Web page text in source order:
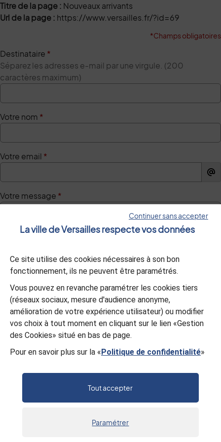
Titre de la page : Nouveaux arrivants
Url de la page : https://www.versailles.fr/?id=69
*Champs obligatoires
Destinataire *
Séparez les adresses e-mail par une virgule. (200
caractères maximum)
Votre nom *
Votre email *
Votre message *
Validation
À des fins de sécurité, veuillez sélectionner les3 premiers
A E 5 E 7 Y
Valider
Continuer sans accepter
La ville de Versailles respecte vos données
Ce site utilise des cookies nécessaires à son bon
fonctionnement, ils ne peuvent être paramétrés.
Vous pouvez en revanche paramétrer les cookies tiers
(réseaux sociaux, mesure d'audience anonyme,
amélioration de votre expérience utilisateur) ou modifier
vos choix à tout moment en cliquant sur le lien «Gestion
des Cookies» situé en bas de page.
Pour en savoir plus sur la «Politique de confidentialité»
Tout accepter
Paramétrer